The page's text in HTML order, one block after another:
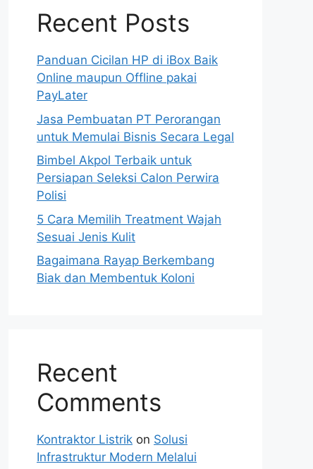
Recent Posts
Panduan Cicilan HP di iBox Baik
Online maupun Offline pakai
PayLater
Jasa Pembuatan PT Perorangan
untuk Memulai Bisnis Secara Legal
Bimbel Akpol Terbaik untuk
Persiapan Seleksi Calon Perwira
Polisi
5 Cara Memilih Treatment Wajah
Sesuai Jenis Kulit
Bagaimana Rayap Berkembang
Biak dan Membentuk Koloni
Recent
Comments
Kontraktor Listrik on Solusi
Infrastruktur Modern Melalui